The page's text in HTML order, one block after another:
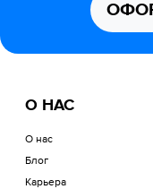
О НАС
О нас
Блог
Карьера